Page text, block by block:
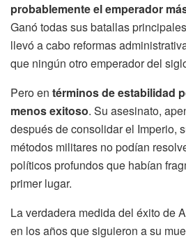
probablemente el emperador
Ganó todas sus batallas
llevó a cabo reformas
que ningún otro emperador del
Pero en términos de estabilidad
menos exitoso. Su asesinato,
después de consolidar el Imperio,
métodos militares no podían
políticos profundos que habían
primer lugar.
La verdadera medida del éxito de
en los años que siguieron a su